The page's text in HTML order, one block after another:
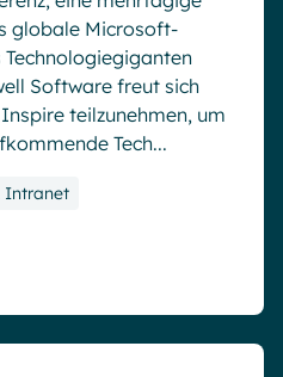
globale Microsoft-
Software freut sich
teilzunehmen, um
Tech...
Intranet